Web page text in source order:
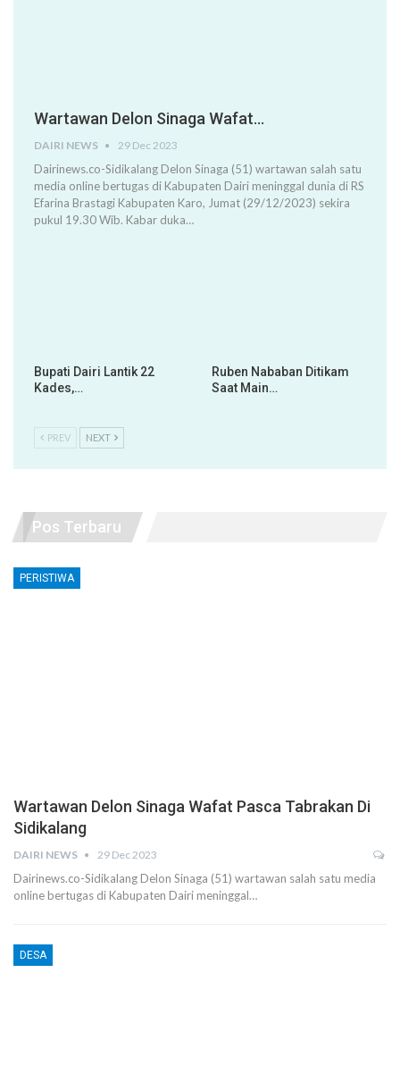
Wartawan Delon Sinaga Wafat…
DAIRI NEWS 29 Dec 2023
Dairinews.co-Sidikalang Delon Sinaga (51) wartawan salah satu
media online bertugas di Kabupaten Dairi meninggal dunia di RS
Efarina Brastagi Kabupaten Karo, Jumat (29/12/2023) sekira
pukul 19.30 Wib. Kabar duka…
Bupati Dairi Lantik 22
Kades,…
Ruben Nababan Ditikam
Saat Main…
PREV NEXT
Pos Terbaru
PERISTIWA
Wartawan Delon Sinaga Wafat Pasca Tabrakan Di
Sidikalang
DAIRI NEWS 29 Dec 2023
Dairinews.co-Sidikalang Delon Sinaga (51) wartawan salah satu media
online bertugas di Kabupaten Dairi meninggal…
DESA